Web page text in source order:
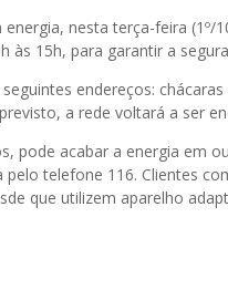
nesta terça-feira (1º/
às 15h, para garantir a
endereços:
a rede voltará a ser
pode acabar a energia em
telefone 116. ‌Clientes
que utilizem aparelho